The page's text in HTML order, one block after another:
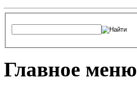
Главное меню